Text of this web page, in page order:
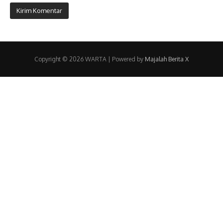
Copyright © 2026 WARTA | Powered by Majalah Berita X